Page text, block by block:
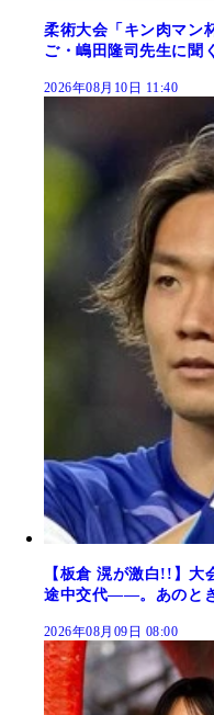
柔術大会「キン肉マン
ご・嶋田隆司先生に聞
2026年08月10日 11:40
【板倉 滉が激白!!】大
途中交代――。あのと
2026年08月09日 08:00